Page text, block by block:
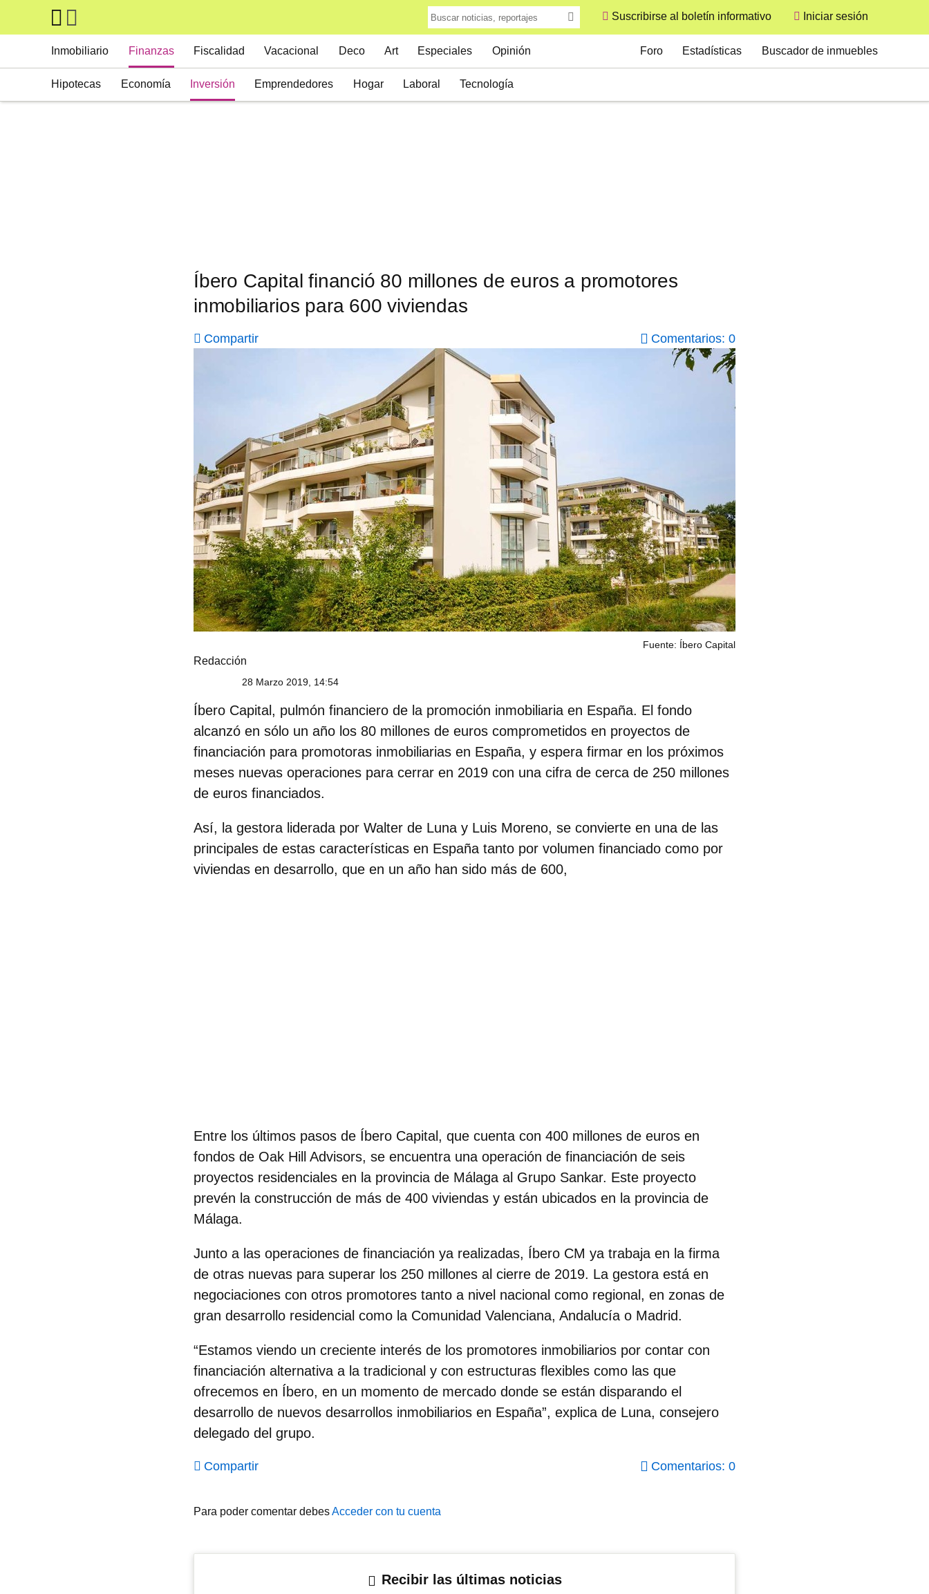
Skip to main content
Suscribirse al boletín informativo
User
Iniciar sesión
Inmobiliario Finanzas
Hipotecas Economía Inversión Emprendedores Hogar Laboral Tecnología
Fiscalidad Vacacional Deco Art Especiales Opinión Foro Estadísticas Buscador de inmuebles
Íbero Capital financió 80 millones de euros a promotores
inmobiliarios para 600 viviendas
Compartir Comentarios: 0
Fuente: Íbero Capital
Redacción
28 Marzo 2019, 14:54
Íbero Capital, pulmón financiero de la promoción inmobiliaria en España. El fondo
alcanzó en sólo un año los 80 millones de euros comprometidos en proyectos de
financiación para promotoras inmobiliarias en España, y espera firmar en los próximos
meses nuevas operaciones para cerrar en 2019 con una cifra de cerca de 250 millones
de euros financiados.
Así, la gestora liderada por Walter de Luna y Luis Moreno, se convierte en una de las
principales de estas características en España tanto por volumen financiado como por
viviendas en desarrollo, que en un año han sido más de 600,
Entre los últimos pasos de Íbero Capital, que cuenta con 400 millones de euros en
fondos de Oak Hill Advisors, se encuentra una operación de financiación de seis
proyectos residenciales en la provincia de Málaga al Grupo Sankar. Este proyecto
prevén la construcción de más de 400 viviendas y están ubicados en la provincia de
Málaga.
Junto a las operaciones de financiación ya realizadas, Íbero CM ya trabaja en la firma
de otras nuevas para superar los 250 millones al cierre de 2019. La gestora está en
negociaciones con otros promotores tanto a nivel nacional como regional, en zonas de
gran desarrollo residencial como la Comunidad Valenciana, Andalucía o Madrid.
“Estamos viendo un creciente interés de los promotores inmobiliarios por contar con
financiación alternativa a la tradicional y con estructuras flexibles como las que
ofrecemos en Íbero, en un momento de mercado donde se están disparando el
desarrollo de nuevos desarrollos inmobiliarios en España”, explica de Luna, consejero
delegado del grupo.
Compartir Comentarios: 0
Para poder comentar debesAcceder con tu cuenta
Recibir las últimas noticias